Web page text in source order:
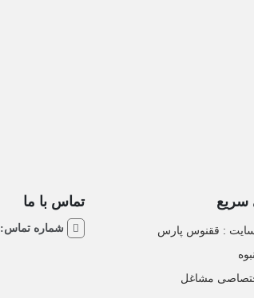
:‌ ققنوس پارس
مشاغل
تماس با ما
شماره تماس: